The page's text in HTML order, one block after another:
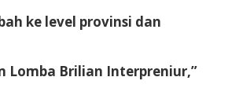
ke level provinsi dan
Lomba Brilian Interpreniur,”